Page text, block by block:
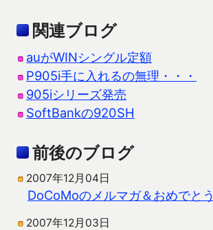
関連ブログ
auがWINシングル定額
P905i手に入れるの無理・・・
905iシリーズ発売
SoftBankの920SH
前後のブログ
2007年12月04日
DoCoMoのメルマガ＆おめでとう
2007年12月03日